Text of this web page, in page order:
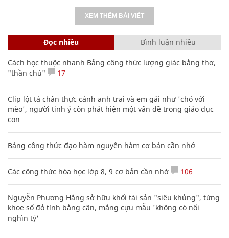
XEM THÊM BÀI VIẾT
Đọc nhiều Bình luận nhiều
Cách học thuộc nhanh Bảng công thức lượng giác bằng thơ,
"thần chú"
17
Clip lột tả chân thực cảnh anh trai và em gái như 'chó với
mèo', người tinh ý còn phát hiện một vấn đề trong giáo dục
con
Bảng công thức đạo hàm nguyên hàm cơ bản cần nhớ
Các công thức hóa học lớp 8, 9 cơ bản cần nhớ 106
Nguyễn Phương Hằng sở hữu khối tài sản "siêu khủng", từng
khoe sổ đỏ tính bằng cân, mắng cựu mẫu 'không có nổi
nghìn tỷ'